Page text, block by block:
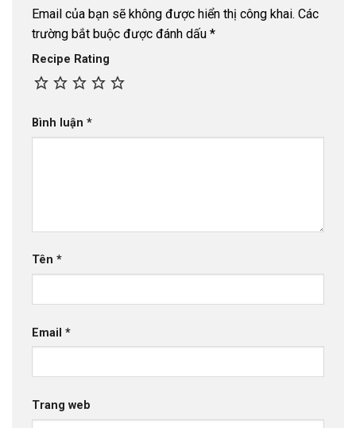
Email của bạn sẽ không được hiển thị công khai. Các
trường bắt buộc được đánh dấu *
Recipe Rating
Bình luận *
Tên *
Email *
Trang web